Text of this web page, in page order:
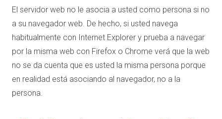
El servidor web no le asocia a usted como persona si no
a su navegador web. De hecho, si usted navega
habitualmente con Internet Explorer y prueba a navegar
por la misma web con Firefox o Chrome verá que la web
no se da cuenta que es usted la misma persona porque
en realidad está asociando al navegador, no a la
persona.